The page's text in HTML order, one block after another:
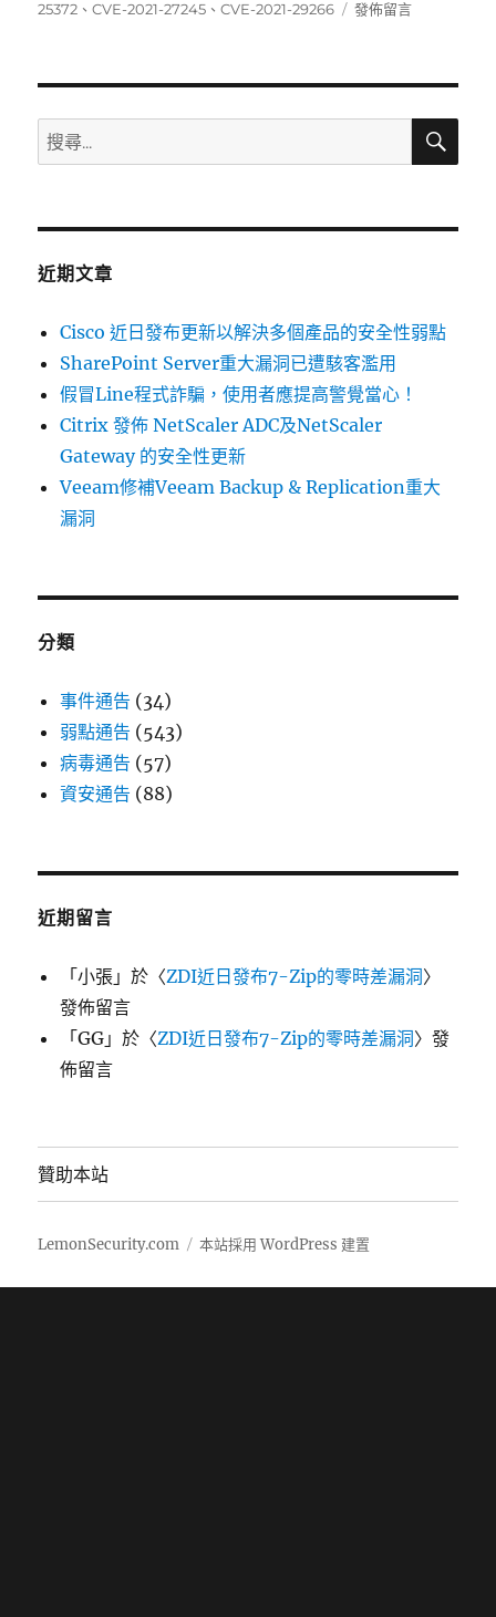
25372 、CVE-2021-27245 、CVE-2021-29266
在
點
脅
發佈留言
搜
尋
鍵
搜
近期文章
Cisco 近日發布更新以解決多個產品的安全性弱點
SharePoint Server重大漏洞已遭駭客濫用
假冒Line程式詐騙，使用者應提高警覺當心！
Citrix 發佈 NetScaler ADC及NetScaler
Gateway 的安全性更新
Veeam修補Veeam Backup & Replication重大
漏洞
分類
事件通告 (34)
弱點通告 (543)
病毒通告 (57)
資安通告 (88)
近期留言
「小張 」於〈ZDI近日發布7-Zip的零時差漏洞〉
發佈留言
「GG 」於〈ZDI近日發布7-Zip的零時差漏洞〉發
佈留言
贊助本站
LemonSecurity.com 本站採用 WordPress 建置